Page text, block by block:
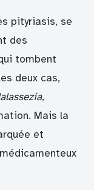
pityriasis, se
des
tombent
deux cas,
,
Mais la
et